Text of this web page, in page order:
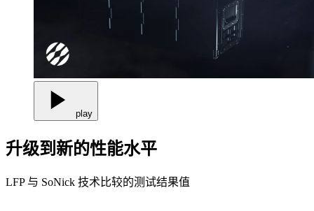
play
升级到新的性能水平
LFP 与 SoNick 技术比较的测试结果值